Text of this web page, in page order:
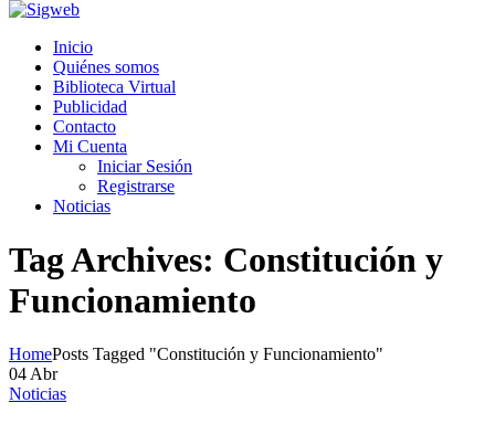
Inicio
Quiénes somos
Biblioteca Virtual
Publicidad
Contacto
Mi Cuenta
Iniciar Sesión
Registrarse
Noticias
Tag Archives: Constitución y
Funcionamiento
HomePosts Tagged "Constitución y Funcionamiento"
04Abr
Noticias